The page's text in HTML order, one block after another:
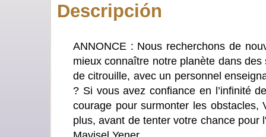
Descripción
ANNONCE : Nous recherchons de
mieux connaître notre planète dans
de citrouille, avec un personnel
? Si vous avez confiance en l’infinité
courage pour surmonter les obstacles,
plus, avant de tenter votre chance